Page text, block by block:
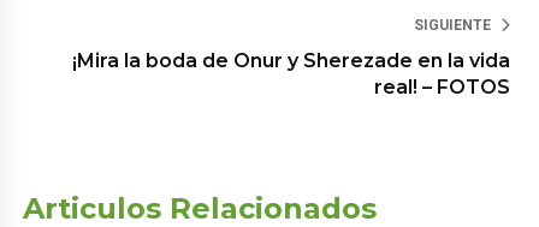
SIGUIENTE
¡Mira la boda de Onur y Sherezade en la vida
real! – FOTOS
Articulos Relacionados